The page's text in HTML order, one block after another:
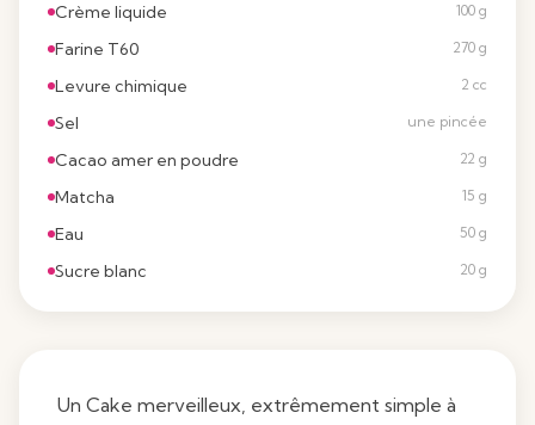
Crème liquide 100 g
Farine T60 270 g
Levure chimique 2 cc
Sel une pincée
Cacao amer en poudre 22 g
Matcha 15 g
Eau 50 g
Sucre blanc 20 g
Un Cake merveilleux, extrêmement simple à